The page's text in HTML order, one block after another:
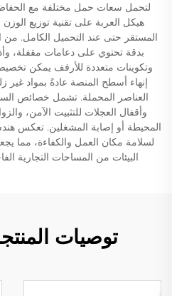
لتحمل سعات حمل مختلفة مع الحفاظ
هيكل العربة على تقنية توزيع
المستقر حتى عند التحميل الكامل.
بدقة تحتوي على دعامات مقفلة،
وتكوينات متعددة للأرفف يمكن
إنهاء أسطح المنصة عادةً بمواد غير
العناصر المحملة. تشمل خصائص
وأقفال العجلات للتثبيت الآمن،
المحيطة أو إصابة المشغلين. تعكس
لسلامة مكان العمل والكفاءة، مما
البيئات من المساحات التجارية
توصيات